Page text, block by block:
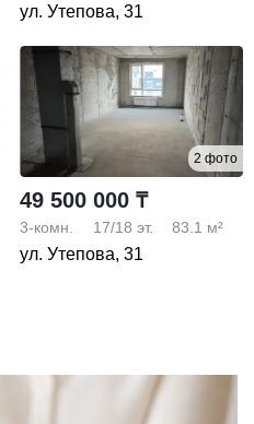
ул. Утепова, 31
2 фото
49 500 000 ₸
3-комн. 17/18 эт. 83.1 м²
ул. Утепова, 31